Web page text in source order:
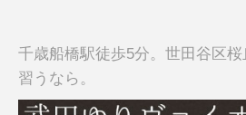
千歳船橋駅徒歩5分。世田谷区
習うなら。